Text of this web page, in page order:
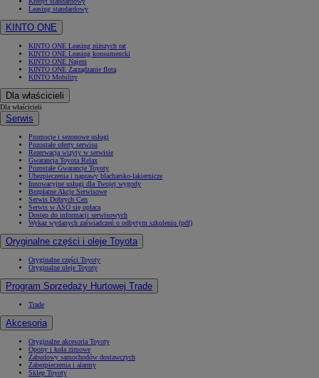
Leasing standardowy
KINTO ONE
KINTO ONE Leasing niższych rat
KINTO ONE Leasing konsumencki
KINTO ONE Najem
KINTO ONE Zarządzanie flotą
KINTO Mobility
Dla właścicieli
Dla właścicieli
Serwis
Promocje i sezonowe usługi
Pozostałe oferty serwisu
Rezerwacja wizyty w serwisie
Gwarancja Toyota Relax
Pozostałe Gwarancje Toyoty
Ubezpieczenia i naprawy blacharsko-lakiernicze
Innowacyjne usługi dla Twojej wygody
Bezpłatne Akcje Serwisowe
Serwis Dobrych Cen
Serwis w ASO się opłaca
Dostęp do informacji serwisowych
Wykaz wydanych zaświadczeń o odbytym szkoleniu (pdf)
Oryginalne części i oleje Toyota
Oryginalne części Toyoty
Oryginalne oleje Toyoty
Program Sprzedaży Hurtowej Trade
Trade
Akcesoria
Oryginalne akcesoria Toyoty
Opony i koła zimowe
Zabudowy samochodów dostawczych
Zabezpieczenia i alarmy
Sklep Toyoty